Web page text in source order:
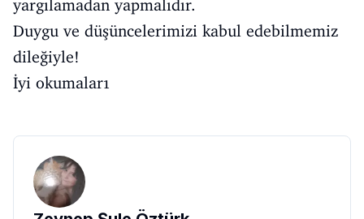
yargılamadan yapmalıdır.
Duygu ve düşüncelerimizi kabul edebilmemiz
dileğiyle!
İyi okumalar1